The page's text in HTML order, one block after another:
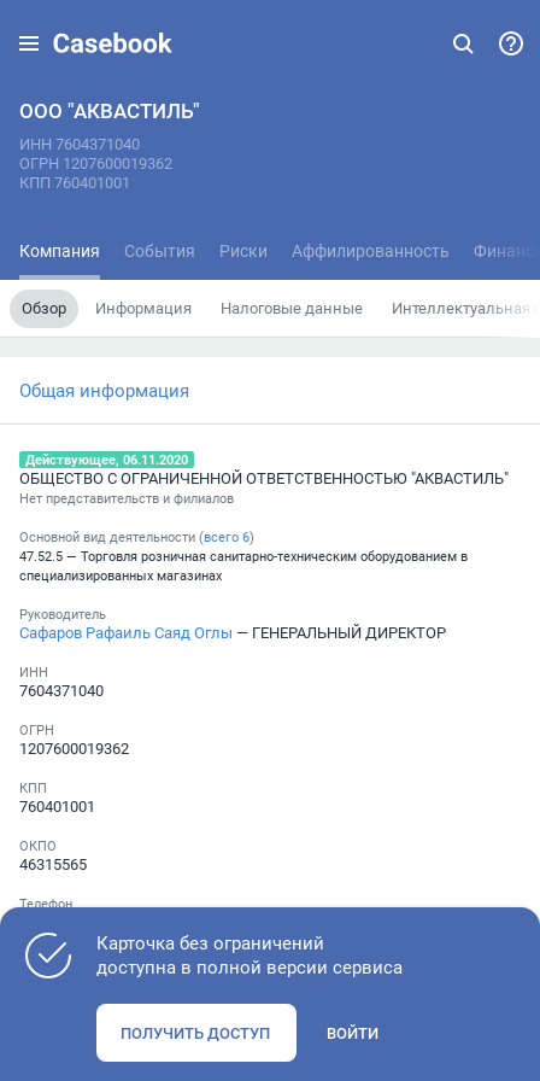
ООО "АКВАСТИЛЬ"
ИНН 7604371040
ОГРН 1207600019362
КПП 760401001
Компания События Риски Аффилированность
Обзор Информация Налоговые данные Интеллектуальная
Общая информация
Действующее, 06.11.2020
ОБЩЕСТВО С ОГРАНИЧЕННОЙ ОТВЕТСТВЕННОСТЬЮ "АКВАСТИЛЬ"
Нет представительств и филиалов
Основной вид деятельности (всего 6)
47.52.5 — Торговля розничная санитарно-техническим оборудованием в
специализированных магазинах
Руководитель
Сафаров Рафаиль Саяд Оглы — ГЕНЕРАЛЬНЫЙ ДИРЕКТОР
ИНН
7604371040
ОГРН
1207600019362
КПП
760401001
ОКПО
46315565
Телефон
Как оценить состояние компании
Карточка без ограничений
доступна в полной версии сервиса
ПОЛУЧИТЬ ДОСТУП ВОЙТИ